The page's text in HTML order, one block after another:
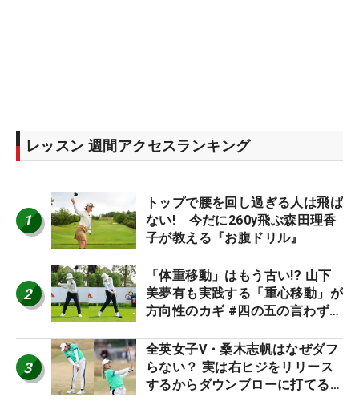
レッスン 週間アクセスランキング
1
トップで腰を回し過ぎる人は飛ば
ない! 今だに260y飛ぶ森田理香
子が教える『お腹ドリル』
2
「体重移動」はもう古い!? 山下
美夢有も実践する「重心移動」が
方向性のカギ #四の五の言わず振
3
全英女子V・桑木志帆はなぜダフ
らない？ 実は右ヒジをリリース
するからダウンブローに打てる #